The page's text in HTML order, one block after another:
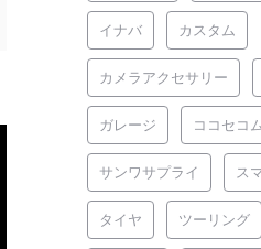
イナバ カスタム
カメラアクセサリー
ガレージ ココセコム
サンワサプライ ス
タイヤ ツーリング